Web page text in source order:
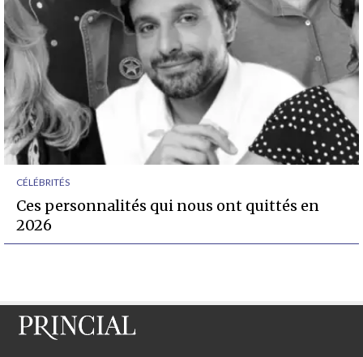
CÉLÉBRITÉS
Ces personnalités qui nous ont quittés en
2026